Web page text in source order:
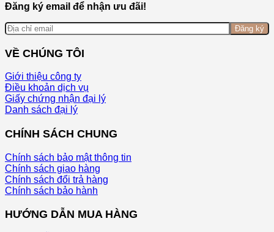
Đăng ký email để nhận ưu đãi!
Đăng ký
VỀ CHÚNG TÔI
Giới thiệu công ty
Điều khoản dịch vụ
Giấy chứng nhận đại lý
Danh sách đại lý
CHÍNH SÁCH CHUNG
Chính sách bảo mật thông tin
Chính sách giao hàng
Chính sách đổi trả hàng
Chính sách bảo hành
HƯỚNG DẪN MUA HÀNG